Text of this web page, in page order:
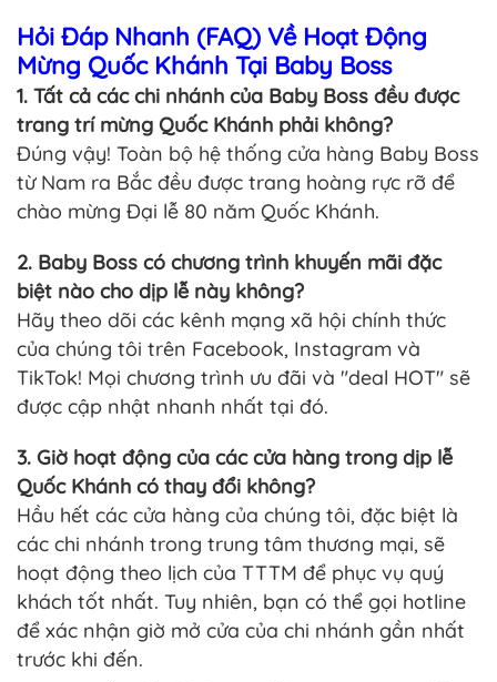
Hỏi Đáp Nhanh (FAQ) Về Hoạt Động
Mừng Quốc Khánh Tại Baby Boss
1. Tất cả các chi nhánh của Baby Boss đều được
trang trí mừng Quốc Khánh phải không?
Đúng vậy! Toàn bộ hệ thống cửa hàng Baby Boss
từ Nam ra Bắc đều được trang hoàng rực rỡ để
chào mừng Đại lễ 80 năm Quốc Khánh.
2. Baby Boss có chương trình khuyến mãi đặc
biệt nào cho dịp lễ này không?
Hãy theo dõi các kênh mạng xã hội chính thức
của chúng tôi trên Facebook, Instagram và
TikTok! Mọi chương trình ưu đãi và "deal HOT" sẽ
được cập nhật nhanh nhất tại đó.
3. Giờ hoạt động của các cửa hàng trong dịp lễ
Quốc Khánh có thay đổi không?
Hầu hết các cửa hàng của chúng tôi, đặc biệt là
các chi nhánh trong trung tâm thương mại, sẽ
hoạt động theo lịch của TTTM để phục vụ quý
khách tốt nhất. Tuy nhiên, bạn có thể gọi hotline
để xác nhận giờ mở cửa của chi nhánh gần nhất
trước khi đến.